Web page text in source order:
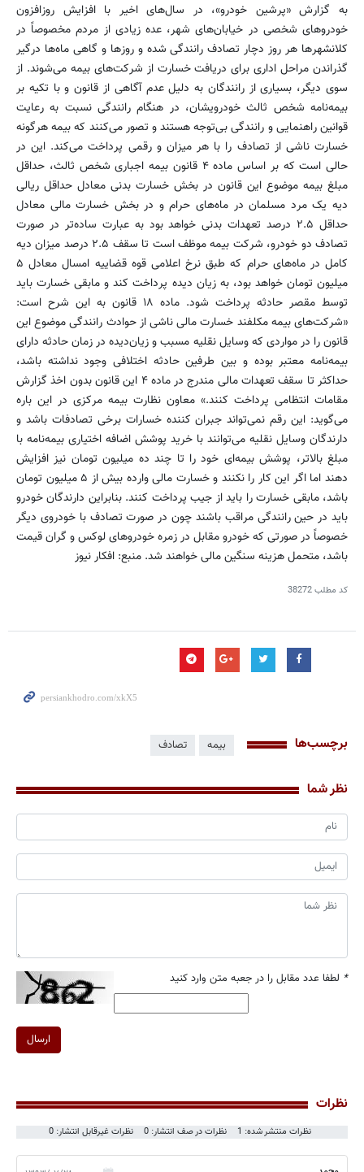
به گزارش «پرشین خودرو»، در سال‌های اخیر با افزایش روزافزون
خودروهای شخصی در خیابان‌های شهر، عده زیادی از مردم مخصوصاً در
کلانشهرها هر روز دچار تصادف رانندگی شده و روزها و گاهی ماه‌ها درگیر
گذراندن مراحل اداری برای دریافت خسارت از شرکت‌های بیمه می‌شوند. از
سوی دیگر، بسیاری از رانندگان به دلیل عدم آگاهی از قانون و با تکیه بر
بیمه‌نامه شخص ثالث خودرویشان، در هنگام رانندگی نسبت به رعایت
قوانین راهنمایی و رانندگی بی‌توجه هستند و تصور می‌کنند که بیمه هرگونه
خسارت ناشی از تصادف را با هر میزان و رقمی پرداخت می‌کند. این در
حالی است که بر اساس ماده ۴ قانون بیمه اجباری شخص ثالث، حداقل
مبلغ بیمه موضوع این قانون در بخش خسارت‌ بدنی معادل حداقل ریالی
دیه یک مرد مسلمان در ماه‌های حرام و در بخش خسارت مالی معادل
حداقل ۲.۵ درصد تعهدات بدنی خواهد بود به عبارت ساده‌تر در صورت
تصادف دو خودرو، شرکت بیمه موظف است تا سقف ۲.۵ درصد میزان دیه
کامل در ماه‌های حرام که طبق نرخ اعلامی قوه قضاییه امسال معادل ۵
میلیون تومان خواهد بود، به زیان دیده پرداخت کند و مابقی خسارت باید
توسط مقصر حادثه پرداخت شود. ماده ۱۸ قانون به این شرح است:
«شرکت‌های بیمه مکلفند خسارت مالی ناشی از حوادث رانندگی موضوع این
قانون را در مواردی که وسایل نقلیه مسبب و زیان‌دیده در زمان حادثه دارای
بیمه‌نامه معتبر بوده و بین طرفین حادثه اختلافی وجود نداشته باشد،
حداکثر تا سقف تعهدات مالی مندرج در ماده ۴ این قانون بدون اخذ گزارش
مقامات انتظامی پرداخت کنند.» معاون نظارت بیمه مرکزی در این باره
می‌گوید: این رقم نمی‌تواند جبران کننده خسارات برخی تصادفات باشد و
دارندگان وسایل نقلیه می‌توانند با خرید پوشش اضافه اختیاری بیمه‌نامه با
مبلغ بالاتر، پوشش بیمه‌ای خود را تا چند ده میلیون تومان نیز افزایش
دهند اما اگر این کار را نکنند و خسارت مالی وارده بیش از ۵ میلیون تومان
باشد، مابقی خسارت را باید از جیب پرداخت کنند. بنابراین دارندگان خودرو
باید در حین رانندگی مراقب باشند چون در صورت تصادف با خودروی دیگر
خصوصاً در صورتی که خودرو مقابل در زمره خودروهای لوکس و گران قیمت
باشد، متحمل هزینه سنگین مالی خواهند شد. منبع: افکار نیوز
کد مطلب38272
برچسب‌ها بیمه تصادف
نظر شما
* لطفا عدد مقابل را در جعبه متن وارد کنید
ارسال
نظرات
نظرات منتشر شده: 1 نظرات در صف انتشار: 0 نظرات غیرقابل انتشار: 0